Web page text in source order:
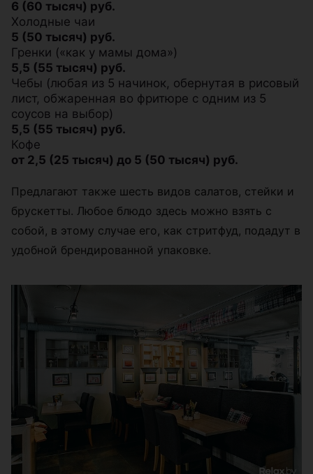
6 (60 тысяч) руб.
Холодные чаи
5 (50 тысяч) руб.
Гренки («как у мамы дома»)
5,5 (55 тысяч) руб.
Чебы (любая из 5 начинок, обернутая в рисовый
лист, обжаренная во фритюре с одним из 5
соусов на выбор)
5,5 (55 тысяч) руб.
Кофе
от 2,5 (25 тысяч) до 5 (50 тысяч) руб.
Предлагают также шесть видов салатов, стейки и
брускетты. Любое блюдо здесь можно взять с
собой, в этому случае его, как стритфуд, подадут в
удобной брендированной упаковке.